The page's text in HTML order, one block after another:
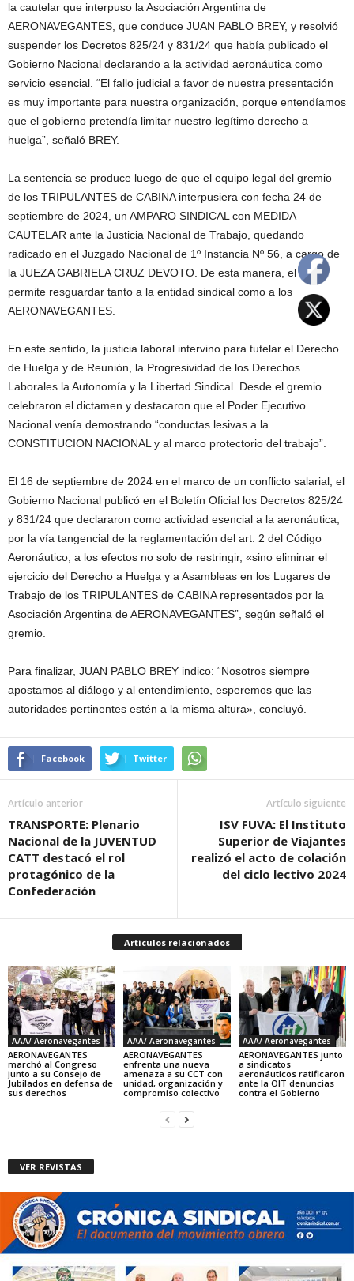
la cautelar que interpuso la Asociación Argentina de
AERONAVEGANTES, que conduce JUAN PABLO BREY, y resolvió
suspender los Decretos 825/24 y 831/24 que había publicado el
Gobierno Nacional declarando a la actividad aeronáutica como
servicio esencial. “El fallo judicial a favor de nuestra presentación
es muy importante para nuestra organización, porque entendíamos
que el gobierno pretendía limitar nuestro legítimo derecho a
huelga”, señaló BREY.
La sentencia se produce luego de que el equipo legal del gremio
de los TRIPULANTES de CABINA interpusiera con fecha 24 de
septiembre de 2024, un AMPARO SINDICAL con MEDIDA
CAUTELAR ante la Justicia Nacional de Trabajo, quedando
radicado en el Juzgado Nacional de 1º Instancia Nº 56, a cargo de
la JUEZA GABRIELA CRUZ DEVOTO. De esta manera, el fallo
permite resguardar tanto a la entidad sindical como a los
AERONAVEGANTES.
En este sentido, la justicia laboral intervino para tutelar el Derecho
de Huelga y de Reunión, la Progresividad de los Derechos
Laborales la Autonomía y la Libertad Sindical. Desde el gremio
celebraron el dictamen y destacaron que el Poder Ejecutivo
Nacional venía demostrando “conductas lesivas a la
CONSTITUCION NACIONAL y al marco protectorio del trabajo”.
El 16 de septiembre de 2024 en el marco de un conflicto salarial, el
Gobierno Nacional publicó en el Boletín Oficial los Decretos 825/24
y 831/24 que declararon como actividad esencial a la aeronáutica,
por la vía tangencial de la reglamentación del art. 2 del Código
Aeronáutico, a los efectos no solo de restringir, «sino eliminar el
ejercicio del Derecho a Huelga y a Asambleas en los Lugares de
Trabajo de los TRIPULANTES de CABINA representados por la
Asociación Argentina de AERONAVEGANTES”, según señaló el
gremio.
Para finalizar, JUAN PABLO BREY indico: “Nosotros siempre
apostamos al diálogo y al entendimiento, esperemos que las
autoridades pertinentes estén a la misma altura», concluyó.
Facebook Twitter
Artículo anterior
TRANSPORTE: Plenario
Nacional de la JUVENTUD
CATT destacó el rol
protagónico de la
Confederación
Artículo siguiente
ISV FUVA: El Instituto
Superior de Viajantes
realizó el acto de colación
del ciclo lectivo 2024
Artículos relacionados
AAA/ Aeronavegantes
AERONAVEGANTES
marchó al Congreso
junto a su Consejo de
Jubilados en defensa de
sus derechos
AAA/ Aeronavegantes
AERONAVEGANTES
enfrenta una nueva
amenaza a su CCT con
unidad, organización y
compromiso colectivo
AAA/ Aeronavegantes
AERONAVEGANTES junto
a sindicatos
aeronáuticos ratificaron
ante la OIT denuncias
contra el Gobierno
VER REVISTAS